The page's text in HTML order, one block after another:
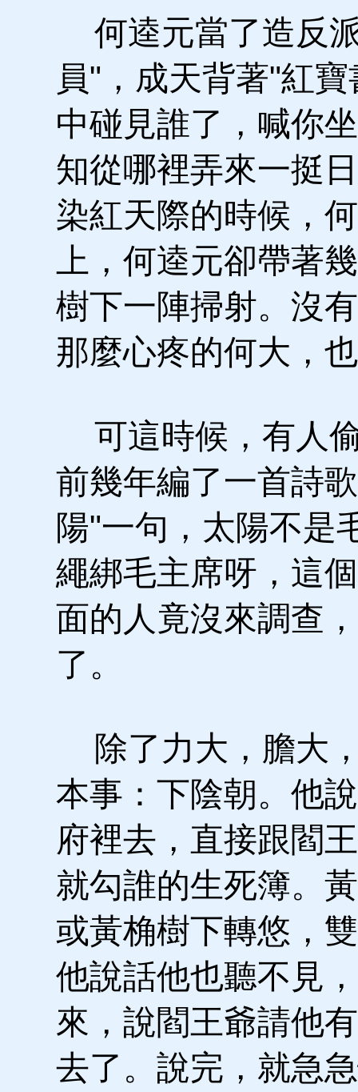
何逵元當了造反
員"，成天背著"紅
中碰見誰了，喊你
知從哪裡弄來一挺
染紅天際的時候，
上，何逵元卻帶著
樹下一陣掃射。沒
那麼心疼的何大，
可這時候，有人
前幾年編了一首詩
陽"一句，太陽不是
繩綁毛主席呀，這
面的人竟沒來調查
了。
除了力大，膽大
本事：下陰朝。他
府裡去，直接跟閻
就勾誰的生死簿。
或黃桷樹下轉悠，
他說話他也聽不見
來，說閻王爺請他
去了。說完，就急